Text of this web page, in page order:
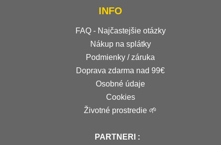
INFO
FAQ - Najčastejšie otázky
Nákup na splátky
Podmienky / záruka
Doprava zdarma nad 99€
Osobné údaje
Cookies
Životné prostredie 🌱
PARTNERI :